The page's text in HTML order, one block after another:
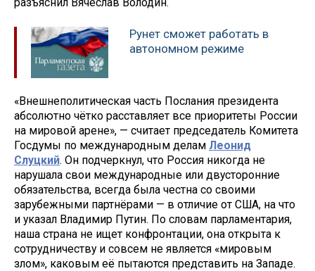
Рунет сможет работать в
автономном режиме
«Внешнеполитическая часть Послания президента
абсолютно чётко расставляет все приоритеты России
на мировой арене», — считает председатель Комитета
Госдумы по международным делам Леонид
Слуцкий. Он подчеркнул, что Россия никогда не
нарушала свои международные или двусторонние
обязательства, всегда была честна со своими
зарубежными партнёрами — в отличие от США, на что
и указал Владимир Путин. По словам парламентария,
наша страна не ищет конфронтации, она открыта к
сотрудничеству и совсем не является «мировым
злом», каковым её пытаются представить на Западе.